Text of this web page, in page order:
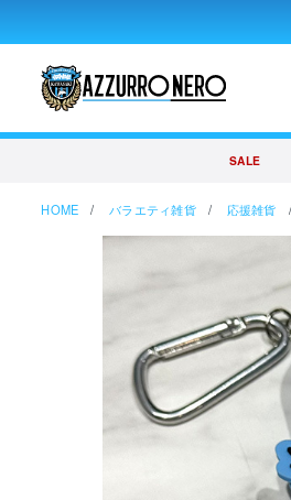
SALE
HOME バラエティ雑貨 応援雑貨